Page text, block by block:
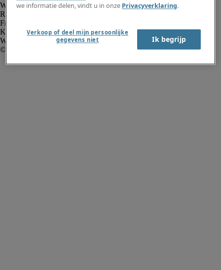
Website en cookies
Rekruteringsvoorwaarden
Fraude alarm
Klokkenluidersregeling
Webmaster feedback
we informatie delen, vindt u in onze Privacyverklaring.
Verkoop of deel mijn persoonlijke
gegevens niet
Ik begrijp